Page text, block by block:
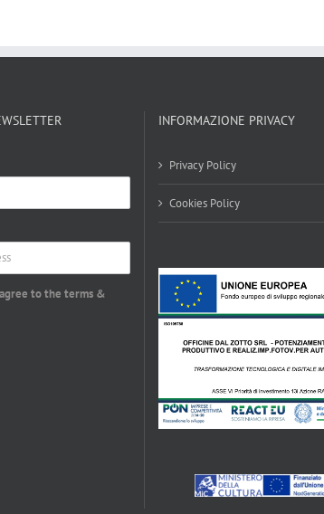
to the terms &
INFORMAZIONE PRIVACY
Privacy Policy
Cookies Policy